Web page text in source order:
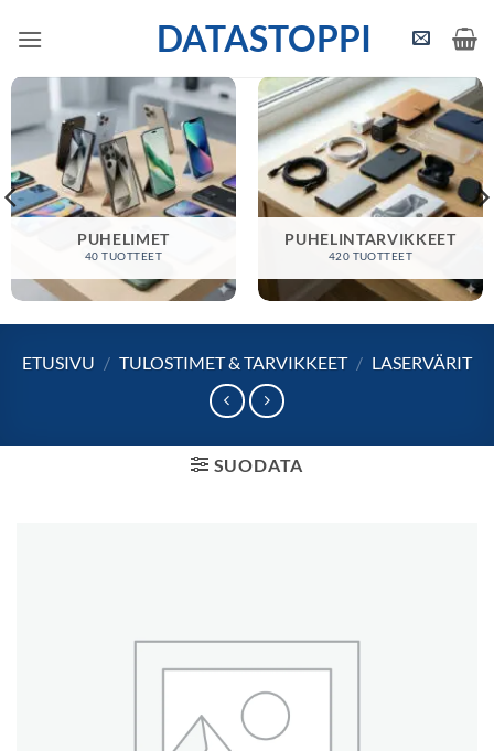
DATASTOPPI
PUHELIMET
40 TUOTTEET
PUHELINTARVIKKEET
420 TUOTTEET
ETUSIVU / TULOSTIMET & TARVIKKEET / LASERVÄRIT
SUODATA